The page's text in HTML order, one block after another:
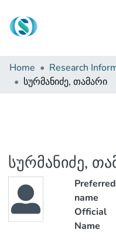
Communities &
Browse
Home Research
სურმანიძე, თამარი
სურმანიძე,
Preferred
name
Official
Name